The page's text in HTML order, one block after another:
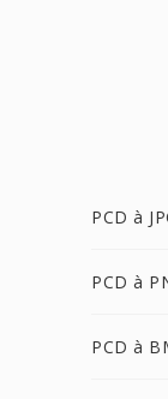
PCD à
PCD à
PCD à